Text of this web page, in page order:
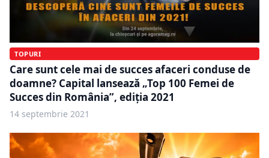
TOPURI
Care sunt cele mai de succes afaceri conduse de
doamne? Capital lansează „Top 100 Femei de
Succes din România”, ediția 2021
14 septembrie 2021